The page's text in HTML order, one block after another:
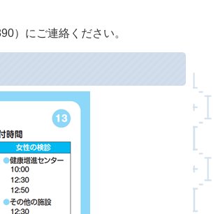
）にご連絡ください。